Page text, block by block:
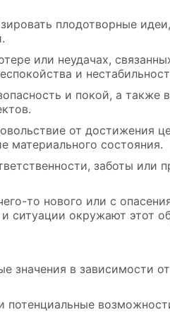
плодотворные
или неудачах,
и
и покой, а также
от достижения
материального состояния.
заботы или
то нового или с
ситуации окружают этот
значения в зависимости
потенциальные